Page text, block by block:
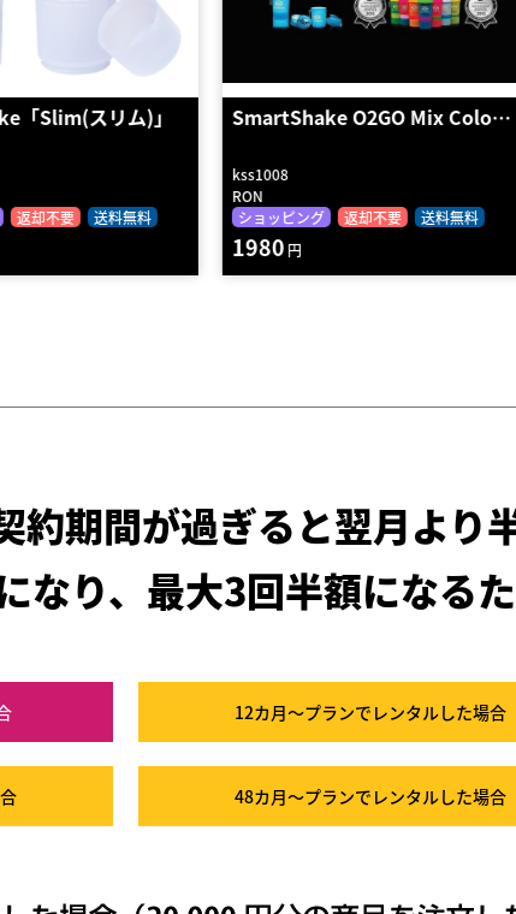
)」
料
SmartShake O2GO Mix Colo…
ショッピング
返却不要 送料無料
ショッピン
約期間が過ぎると翌月より
なり、最大3回半額になる
12カ月～プランでレンタルした場合
48カ月～プランでレンタルした場合